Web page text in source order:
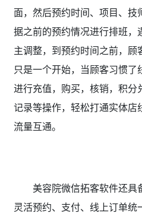
面，然后预约时间、项目、
据之前的预约情况进行排班，
主调整，到预约时间之前，顾
只是一个开始，当顾客习惯
进行充值，购买，核销，积分
记录等操作，轻松打通实体店
流量互通。
美容院微信拓客软件还具
灵活预约、支付、线上订单